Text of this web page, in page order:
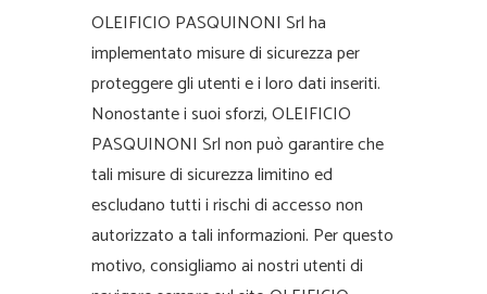
OLEIFICIO PASQUINONI Srl ha
implementato misure di sicurezza per
proteggere gli utenti e i loro dati inseriti.
Nonostante i suoi sforzi, OLEIFICIO
PASQUINONI Srl non può garantire che
tali misure di sicurezza limitino ed
escludano tutti i rischi di accesso non
autorizzato a tali informazioni. Per questo
motivo, consigliamo ai nostri utenti di